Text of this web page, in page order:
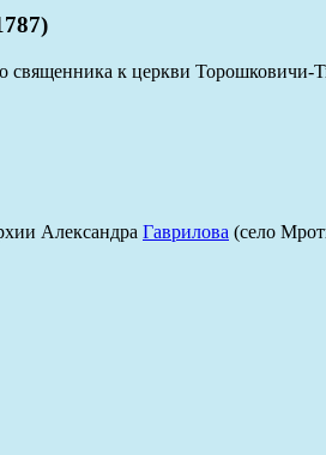
священника к церкви Торошковичи-
Александра Гаврилова (село